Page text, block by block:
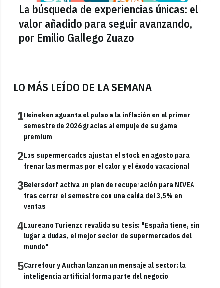
LO MÁS LEÍDO DE LA SEMANA
1Heineken aguanta el pulso a la inflación en el primer
semestre de 2026 gracias al empuje de su gama
premium
2Los supermercados ajustan el stock en agosto para
frenar las mermas por el calor y el éxodo vacacional
3Beiersdorf activa un plan de recuperación para NIVEA
tras cerrar el semestre con una caída del 3,5% en
ventas
4Laureano Turienzo revalida su tesis: "España tiene, sin
lugar a dudas, el mejor sector de supermercados del
mundo"
5Carrefour y Auchan lanzan un mensaje al sector: la
inteligencia artificial forma parte del negocio
La búsqueda de experiencias únicas: el
valor añadido para seguir avanzando,
por Emilio Gallego Zuazo